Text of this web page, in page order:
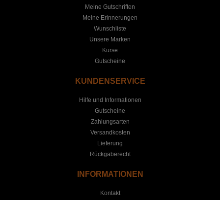
Meine Gutschriften
Meine Erinnerungen
Wunschliste
Unsere Marken
Kurse
Gutscheine
KUNDENSERVICE
Hilfe und Informationen
Gutscheine
Zahlungsarten
Versandkosten
Lieferung
Rückgaberecht
INFORMATIONEN
Kontakt